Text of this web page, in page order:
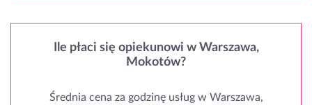
Ile płaci się opiekunowi w Warszawa,
Mokotów?
Średnia cena za godzinę usług w Warszawa,